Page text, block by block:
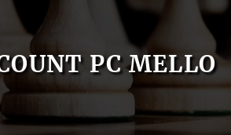
PC MELLO